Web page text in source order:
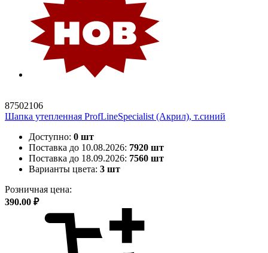
87502106
Шапка утепленная ProfLineSpecialist (Акрил), т.синий
Доступно: 0 шт
Поставка до 10.08.2026: 7920 шт
Поставка до 18.09.2026: 7560 шт
Варианты цвета: 3 шт
Розничная цена:
390.00 ₽